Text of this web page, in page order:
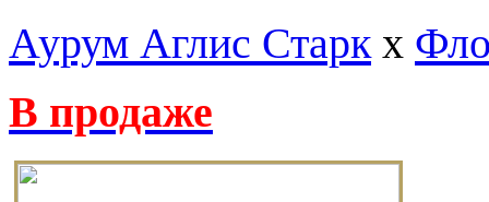
Аурум Аглис Старк х
В продаже